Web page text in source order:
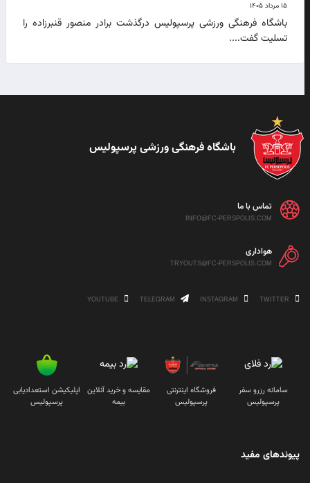
۱۵ مرداد ۱۴۰۵
باشگاه فرهنگی ورزشی پرسپولیس درگذشت برادر منصور قنبرزاده را
تسلیت گفت....
باشگاه فرهنگی ورزشی پرسپولیس
تماس با ما
INFO@FC-PERSPOLIS.COM
هواداری
TRYOUTS@FC-PERSPOLIS.COM
سامانه رزرو سفر
پرسپولیس
فروشگاه اینترنتی
پرسپولیس
مقایسه و خرید آنلاین
بیمه
اپلیکیشن استعدادیابی
پرسپولیس
پیوندهای مفید